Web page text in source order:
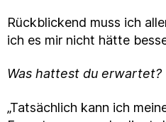
Rückblickend muss ich
ich es mir nicht hätte
Was hattest du erwartet?
„Tatsächlich kann ich